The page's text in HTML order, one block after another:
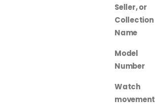
Seller, or
Collection
Name
Model
Number
Watch
movement